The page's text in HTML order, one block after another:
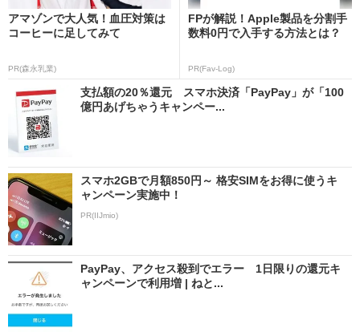
アマゾンで大人気！血圧対策は
コーヒーに足してみて
PR(森永乳業)
FPが解説！Apple製品を分割手
数料0円で入手する方法とは？
PR(Fav-Log)
支払額の20％還元 スマホ決済「PayPay」が「100
億円あげちゃうキャンペー...
スマホ2GBで月額850円～ 格安SIMをお得に使うキ
ャンペーン実施中！
PR(IIJmio)
PayPay、アクセス殺到でエラー 1日限りの還元キ
ャンペーンで利用増 | ねと...